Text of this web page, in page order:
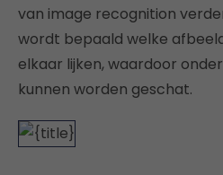
van image recognition
wordt bepaald welke
elkaar lijken, waardoor
kunnen worden geschat.